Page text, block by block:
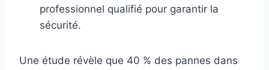
professionnel qualifié pour garantir la
sécurité.
Une étude révèle que 40 % des pannes dans